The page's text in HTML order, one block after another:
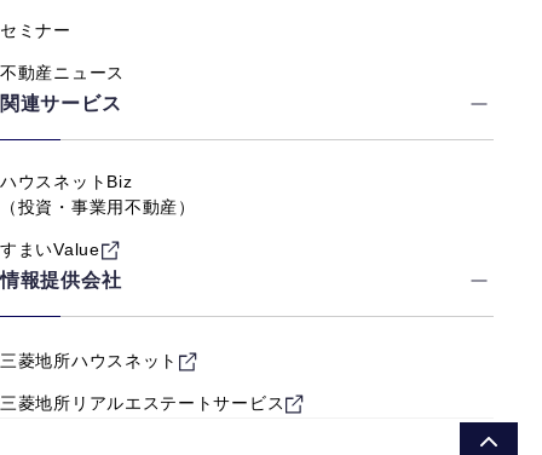
セミナー
不動産ニュース
関連サービス
ハウスネットBiz
（投資・事業用不動産）
すまいValue
情報提供会社
三菱地所ハウスネット
三菱地所リアルエステートサービス